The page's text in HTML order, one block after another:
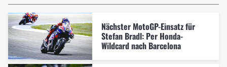
Nächster MotoGP-Einsatz für
Stefan Bradl: Per Honda-
Wildcard nach Barcelona